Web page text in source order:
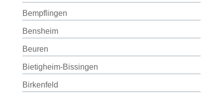
Bempflingen
Bensheim
Beuren
Bietigheim-Bissingen
Birkenfeld